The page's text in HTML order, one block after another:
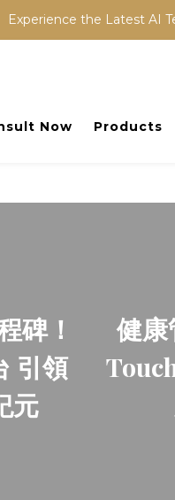
Experience the Latest AI
Now Products
碑！
引領
元
健